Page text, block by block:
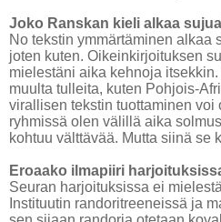
Joko Ranskan kieli alkaa
No tekstin ymmärtäminen alkaa
joten kuten. Oikeinkirjoituksen
mielestäni aika kehnoja
muulta tulleita, kuten Pohjois-
virallisen tekstin tuottaminen
ryhmissä olen välillä aika
kohtuu välttävää. Mutta siinä se
Eroaako ilmapiiri
Seuran harjoituksissa ei
Instituutin randoritreeneissä ja